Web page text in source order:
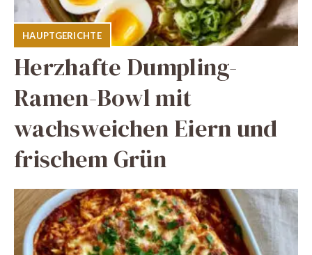
HAUPTGERICHTE
Herzhafte Dumpling-
Ramen-Bowl mit
wachsweichen Eiern und
frischem Grün